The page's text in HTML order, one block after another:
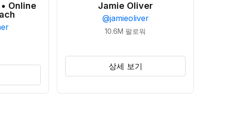
• Online
Jamie Oliver
@jamieoliver
10.6M 팔로워
상세 보기